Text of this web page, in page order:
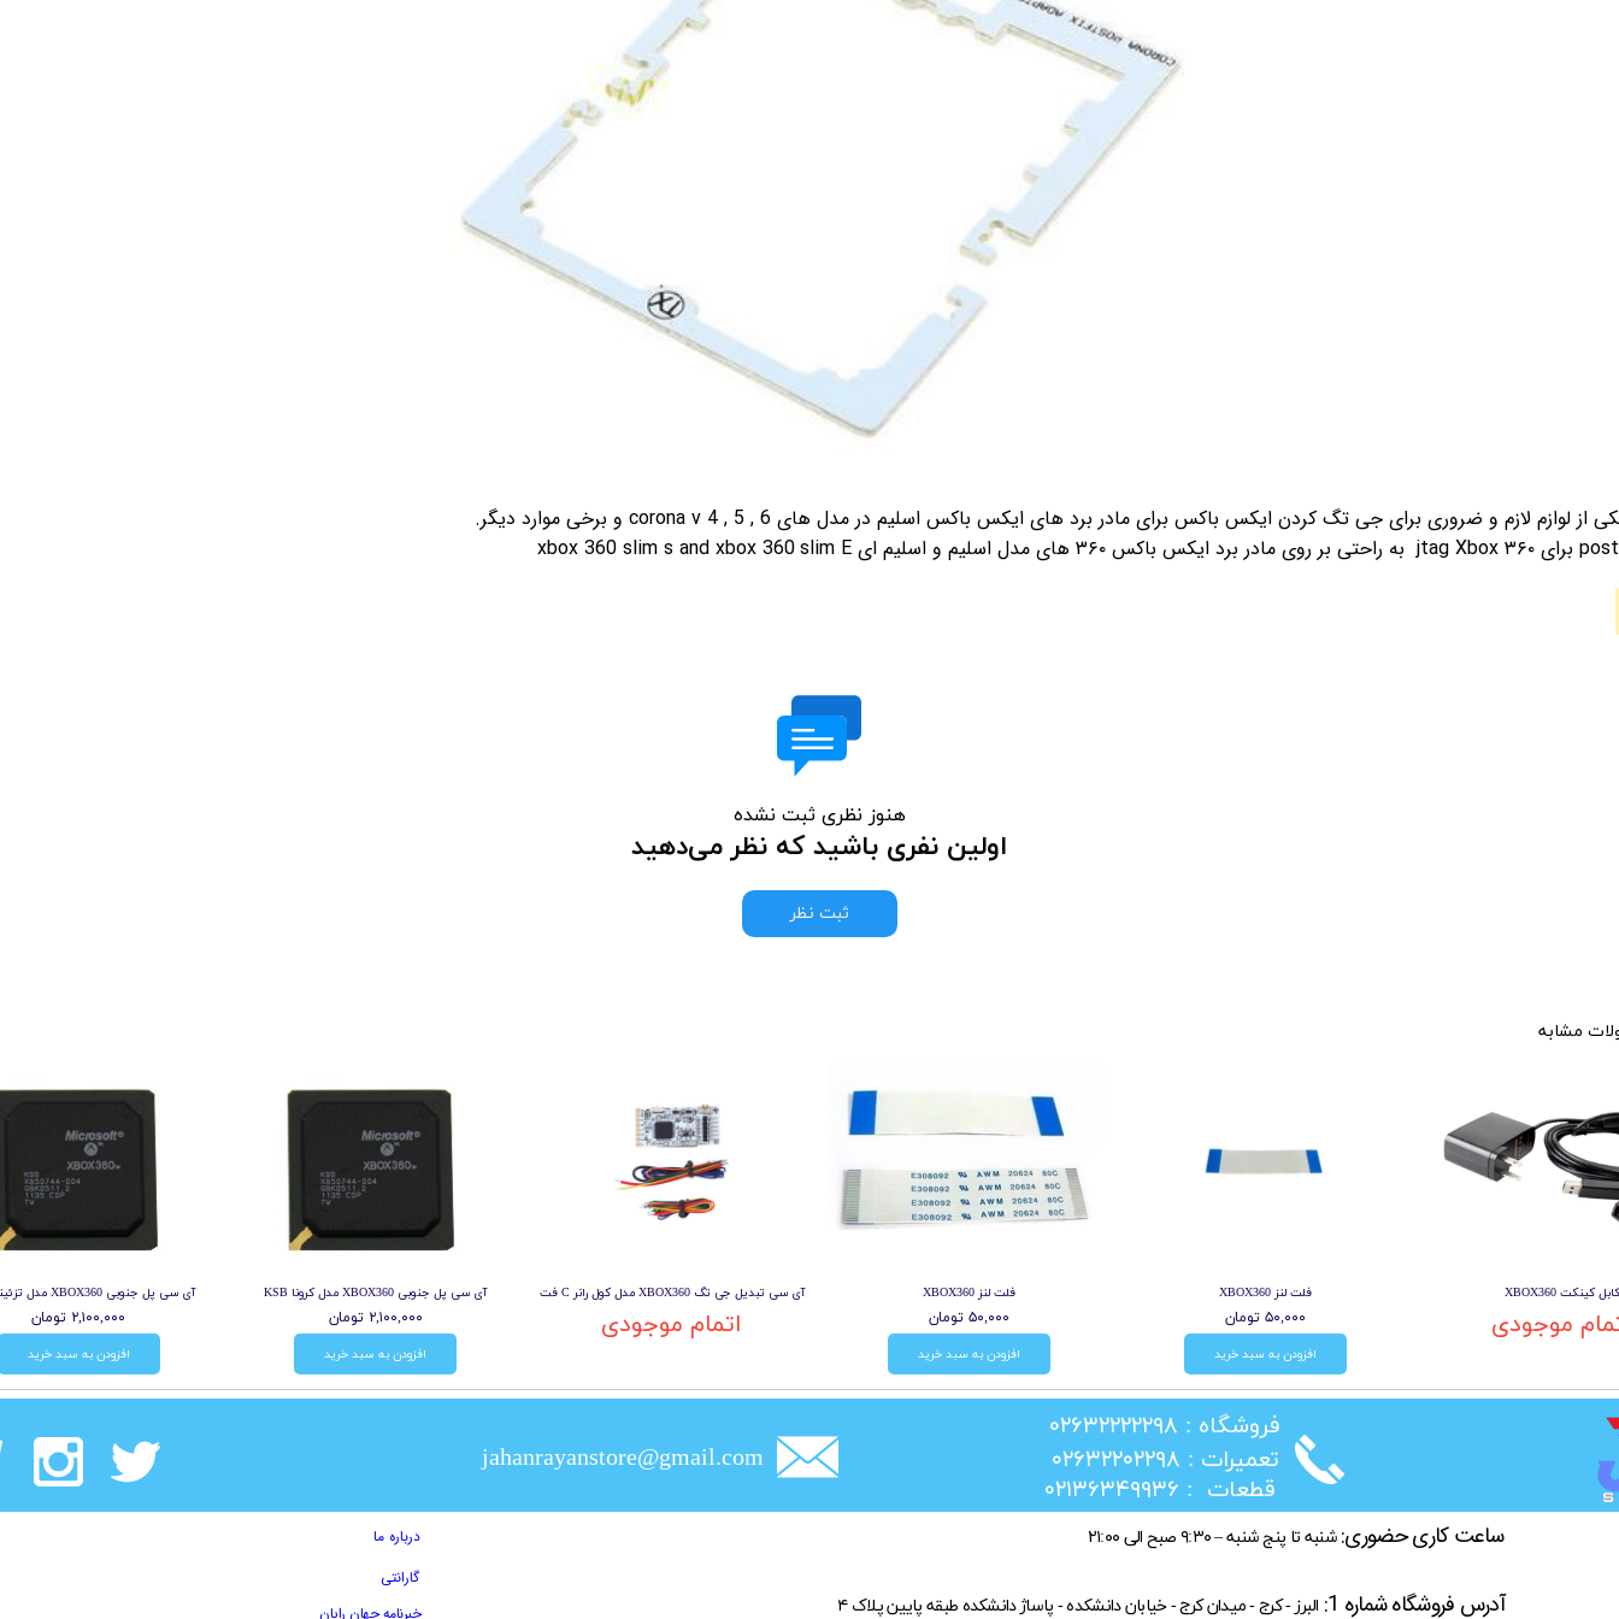
xbox 360 slim s and xbox 360slim E
هنوز نظری ثبت نشده
اولین نفری باشید که نظر می‌دهید
ثبت نظر
مشابه
کابل کینکت XBOX360
موجودی
فلت لنز XBOX360
۵۰,۰۰۰ تومان
افزودن به سبد خرید
فلت لنز XBOX360
۵۰,۰۰۰ تومان
افزودن به سبد خرید
آی سی تبدیل جی تگ XBOX360 مدل کول رانر C فت
اتمام موجودی
آی سی پل جنوبی XBOX360 مدل کرونا KSB
۲,۱۰۰,۰۰۰ تومان
افزودن به سبد خرید
آی سی پل جنوبی XBOX360 مدل تزئینی PSB
۲,۱۰۰,۰۰۰ تومان
افزودن به سبد خرید
​فروشگاه : ۰۲۶۳۲۲۲۲۲۹۸
​تعمیرات : ۰۲۶۳۲۲۰۲۲۹۸
​قطعات : ۰۲۱۳۶۳۴۹۹۳۶
jahanrayanstore@gmail.com
ساعت کاری حضوری: شنبه تا پنج شنبه – ۹:۳۰ صبح الی ۲۱:۰۰
درباره ما
گارانتی
خبرنامه جهان رایان
آدرس فروشگاه شماره 1: البرز - کرج - میدان کرج - خیابان دانشکده - پاساژ دانشکده طبقه پایین پلاک ۴